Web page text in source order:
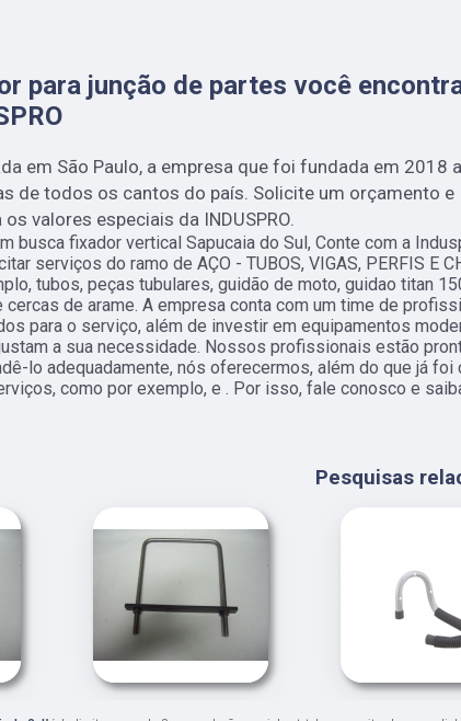
para junção de partes você
em São Paulo, a empresa que foi fundada em 2018
de todos os cantos do país. Solicite um orçamento e
os valores especiais da INDUSPRO.
busca fixador vertical Sapucaia do Sul, Conte com a
serviços do ramo de AÇO - TUBOS, VIGAS, PERFIS E
tubos, peças tubulares, guidão de moto, guidao titan
cercas de arame. A empresa conta com um time de
para o serviço, além de investir em equipamentos
a sua necessidade. Nossos profissionais estão
lo adequadamente, nós oferecermos, além do que já foi
como por exemplo, e . Por isso, fale conosco e
Pesquisas